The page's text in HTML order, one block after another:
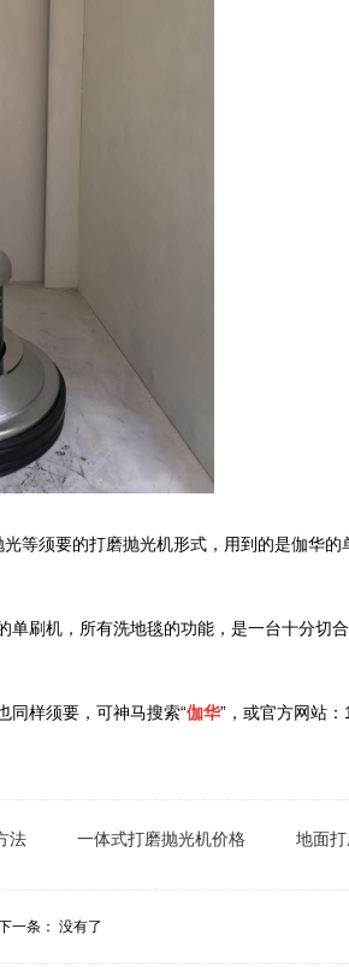
等须要的打磨抛光机形式，用到的是伽华的
刷机，所有洗地毯的功能，是一台十分切
同样须要，可神马搜索“伽华”，或官方网站
法 一体式打磨抛光机价格 地面
一条： 没有了